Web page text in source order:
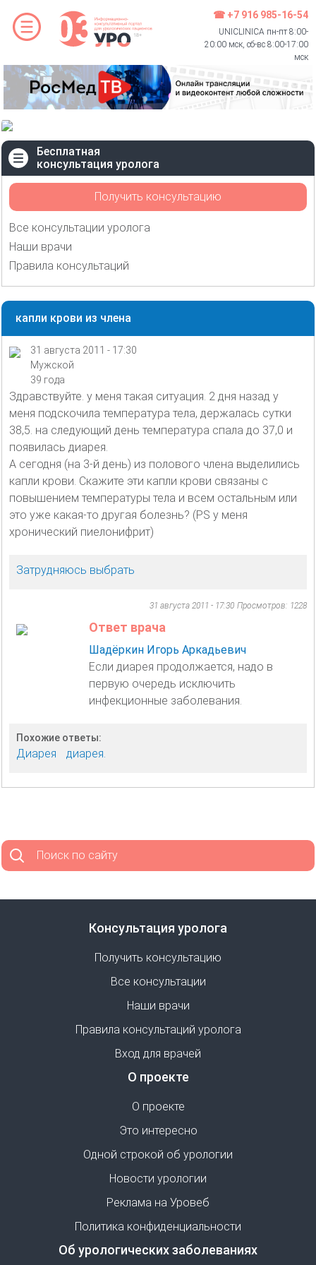
☎ +7 916 985-16-54
UNICLINICA пн-пт 8:00-
20:00 мск, сб-вс 8:00-17:00
мск
Бесплатная
консультация уролога
Получить консультацию
Все консультации уролога
Наши врачи
Правила консультаций
капли крови из члена
31 августа 2011 - 17:30
Мужской
39 года
Здравствуйте. у меня такая ситуация. 2 дня назад у
меня подскочила температура тела, держалась сутки
38,5. на следующий день температура спала до 37,0 и
появилась диарея.
А сегодня (на 3-й день) из полового члена выделились
капли крови. Скажите эти капли крови связаны с
повышением температуры тела и всем остальным или
это уже какая-то другая болезнь? (PS у меня
хронический пиелонифрит)
Затрудняюсь выбрать
31 августа 2011 - 17:30 Просмотров: 1228
Ответ врача
Шадёркин Игорь Аркадьевич
Если диарея продолжается, надо в
первую очередь исключить
инфекционные заболевания.
Похожие ответы:
Диарея диарея.
Поиск по сайту
Консультация уролога
Получить консультацию
Все консультации
Наши врачи
Правила консультаций уролога
Вход для врачей
О проекте
О проекте
Это интересно
Одной строкой об урологии
Новости урологии
Реклама на Уровеб
Политика конфиденциальности
Об урологических заболеваниях